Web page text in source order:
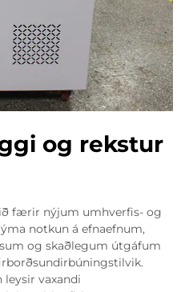
og rekstur
færir nýjum umhverfis- og
notkun á efnaefnum,
og skaðlegum útgáfum
vaxandi